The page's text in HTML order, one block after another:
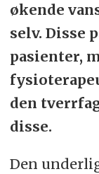
økende
selv. Disse
pasienter,
den
disse.
Den